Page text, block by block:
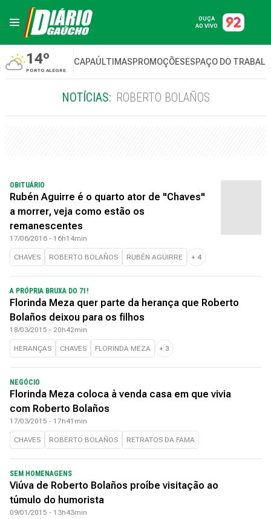
OUÇA
AO VIVO
14º
PORTO ALEGRE
CAPAÚLTIMASPROMOÇÕESESPAÇO DO
NOTÍCIAS: ROBERTO BOLAÑOS
OBITUÁRIO
Rubén Aguirre é o quarto ator de "Chaves"
a morrer, veja como estão os
remanescentes
17/06/2016 - 16h14min
CHAVES ROBERTO BOLAÑOS RUBÉN AGUIRRE + 4
A PRÓPRIA BRUXA DO 71!
Florinda Meza quer parte da herança que Roberto
Bolaños deixou para os filhos
18/03/2015 - 20h42min
HERANÇAS CHAVES FLORINDA MEZA + 3
NEGÓCIO
Florinda Meza coloca à venda casa em que vivia
com Roberto Bolaños
17/03/2015 - 17h41min
CHAVES ROBERTO BOLAÑOS RETRATOS DA FAMA
SEM HOMENAGENS
Viúva de Roberto Bolaños proíbe visitação ao
túmulo do humorista
09/01/2015 - 13h43min